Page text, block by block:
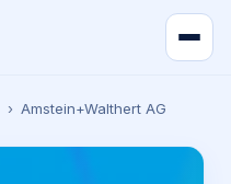
› Amstein+Walthert AG